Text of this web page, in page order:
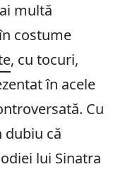
multă
costume
, cu tocuri,
în acele
Cu
dubiu că
lui Sinatra